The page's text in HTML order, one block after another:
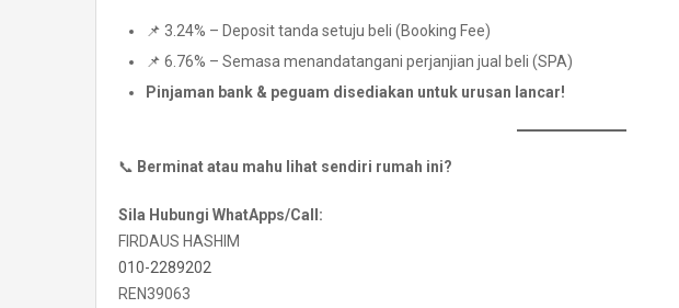
📌 3.24% – Deposit tanda setuju beli (Booking Fee)
📌 6.76% – Semasa menandatangani perjanjian jual beli (SPA)
Pinjaman bank & peguam disediakan untuk urusan lancar!
📞 Berminat atau mahu lihat sendiri rumah ini?
Sila Hubungi WhatApps/Call:
FIRDAUS HASHIM
010-2289202
REN39063